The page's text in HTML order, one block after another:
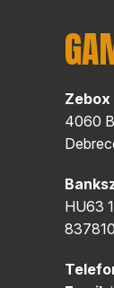
Zebox
4060
HU63